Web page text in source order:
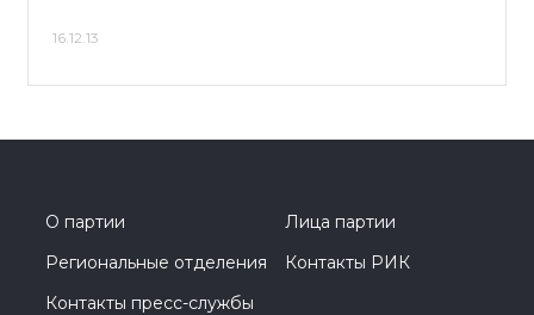
16.12.13
О партии
Лица партии
Региональные отделения
Контакты РИК
Контакты пресс-службы